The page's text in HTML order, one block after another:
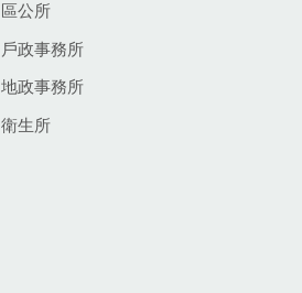
區公所
戶政事務所
地政事務所
衛生所